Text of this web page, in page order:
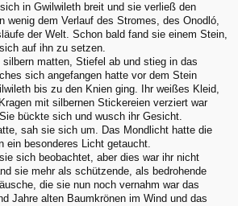
in Gwilwileth breit und sie verließ den
wenig dem Verlauf des Stromes, des Onodló,
der Welt. Schon bald fand sie einem Stein,
auf ihn zu setzen.
matten, Stiefel ab und stieg in das
sich angefangen hatte vor dem Stein
bis zu den Knien ging. Ihr weißes Kleid,
mit silbernen Stickereien verziert war
bückte sich und wusch ihr Gesicht.
sah sie sich um. Das Mondlicht hatte die
ein besonderes Licht getaucht.
sich beobachtet, aber dies war ihr nicht
sie mehr als schützende, als bedrohende
die sie nun noch vernahm war das
Jahre alten Baumkrönen im Wind und das